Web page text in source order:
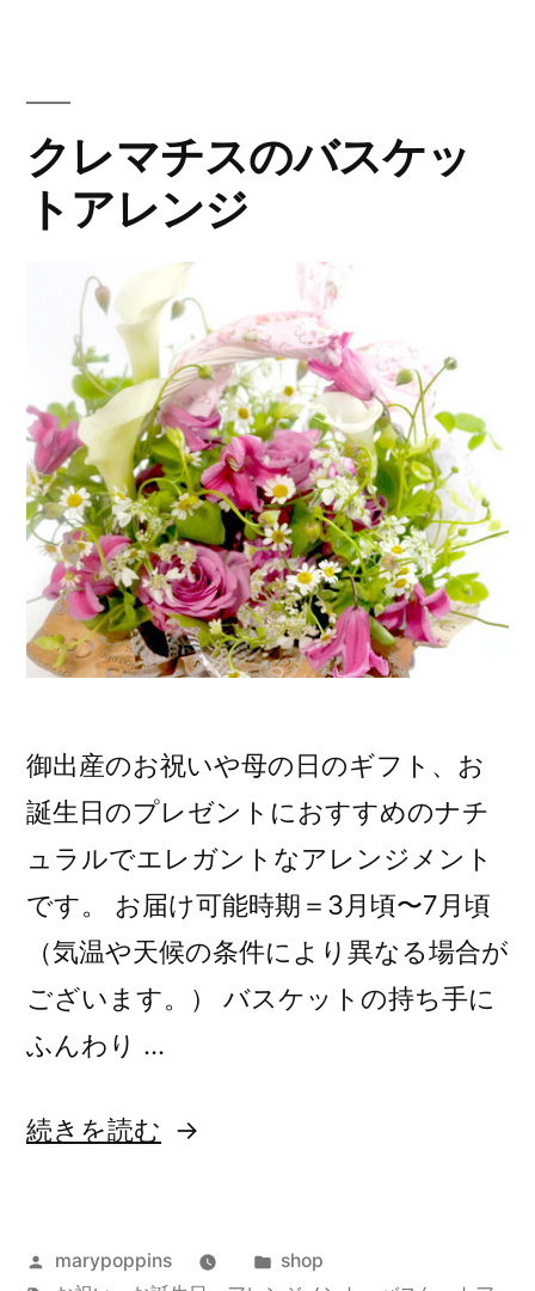
レ
の
ア
レ
ン
ト〜
Pure”
の
クレマチスのバスケッ
トアレンジ
御出産のお祝いや母の日のギフト、お
誕生日のプレゼントにおすすめのナチ
ュラルでエレガントなアレンジメント
です。 お届け可能時期＝3月頃〜7月頃
（気温や天候の条件により異なる場合が
ございます。） バスケットの持ち手に
ふんわり …
“ク
チ
続きを読む
投
marypoppins
カ
shop